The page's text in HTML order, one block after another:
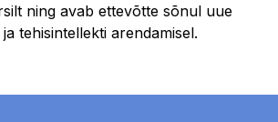
ning avab ettevõtte sõnul uue
tehisintellekti arendamisel.